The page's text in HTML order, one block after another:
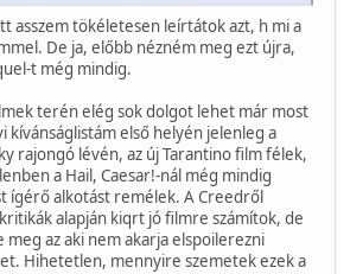
asszem tökéletesen leírtátok azt, h mi a
De ja, előbb nézném meg ezt újra,
t még mindig.
terén elég sok dolgot lehet már most
kívánságlistám első helyén jelenleg a
rajongó lévén, az új Tarantino film félek,
a Hail, Caesar!-nál még mindig
ígérő alkotást remélek. A Creedről
alapján kiqrt jó filmre számítok, de
az aki nem akarja elspoilerezni
Hihetetlen, mennyire szemetek ezek a